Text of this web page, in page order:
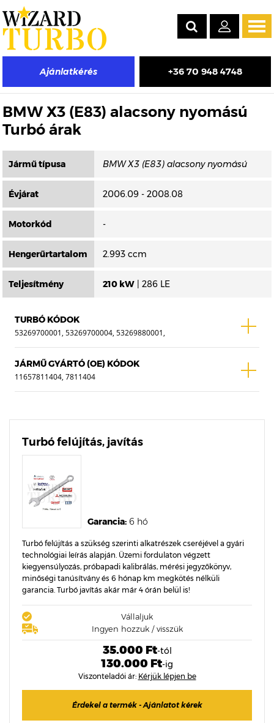
Ajánlatkérés +36 70 948 4748
Másik típus választása
BMW X3 (E83) alacsony nyomású
Turbó árak
Jármű típusa
Évjárat 2006.09 - 2008.08
Motorkód -
Hengerűrtartalom 2.993 ccm
Teljesítmény 210 kW | 286 LE
TURBÓ KÓDOK
53269700001, 53269700004, 53269880001,
53269880004
JÁRMŰ GYÁRTÓ (OE) KÓDOK
11657811404, 7811404
Turbó felújítás, javítás
Garancia: 6 hó
Turbó felújítás a szükség szerinti alkatrészek cseréjével a gyári
technológiai leírás alapján. Üzemi fordulaton végzett
kiegyensúlyozás, próbapadi kalibrálás, mérési jegyzőkönyv,
minőségi tanúsítvány és 6 hónap km megkötés nélküli
garancia. Turbó javítás akár már 4 órán belül is!
Vállaljuk
Ingyen hozzuk / visszük
35.000 Ft-tól
130.000 Ft-ig
Viszonteladói ár: Kérjük lépjen be
Érdekel a termék - Ajánlatot kérek